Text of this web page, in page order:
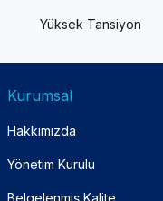
Yüksek Tansiyon
Kurumsal
Hakkımızda
Yönetim Kurulu